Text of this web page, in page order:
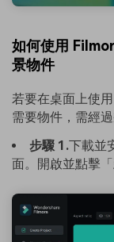
如何使用
景物件
若要在桌面上使
需要物件，需經
步驟 1.下載並
面。開啟並點擊「